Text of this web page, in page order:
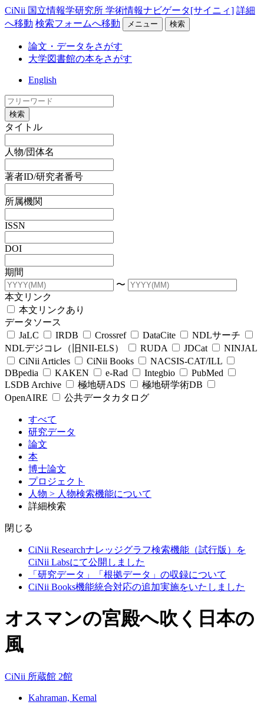
CiNii 国立情報学研究所 学術情報ナビゲータ[サイニィ] 詳細
へ移動 検索フォームへ移動 メニュー 検索
論文・データをさがす
大学図書館の本をさがす
English
検索
タイトル
人物/団体名
著者ID/研究者番号
所属機関
ISSN
DOI
期間
〜
本文リンク
本文リンクあり
データソース
JaLC
IRDB Crossref DataCite
NDLサーチ
NDLデジコレ（旧NII-ELS）
RUDA JDCat
NINJAL
CiNii Articles
CiNii Books
NACSIS-CAT/ILL
DBpedia
KAKEN e-Rad Integbio
PubMed
LSDB Archive
極地研ADS
極地研学術DB
OpenAIRE
公共データカタログ
すべて
研究データ
論文
本
博士論文
プロジェクト
人物 > 人物検索機能について
詳細検索
閉じる
CiNii Researchナレッジグラフ検索機能（試行版）を
CiNii Labsにて公開しました
「研究データ」「根拠データ」の収録について
CiNii Books機能統合対応の追加実施をいたしました
オスマンの宮殿へ吹く日本の
風
CiNii 所蔵館 2館
Kahraman, Kemal